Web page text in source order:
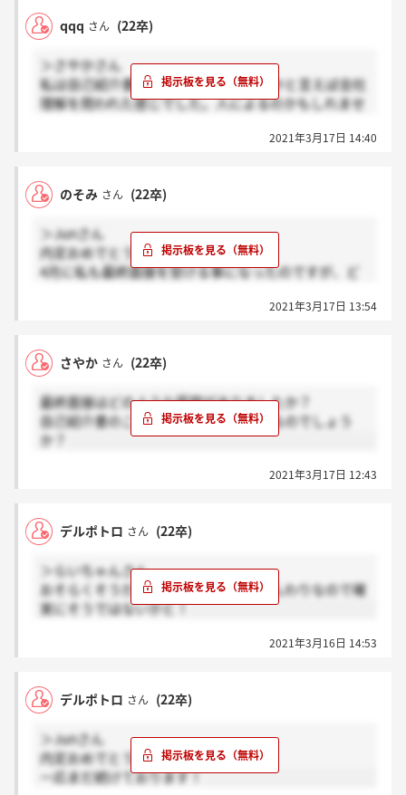
所々笑いも起きるシーンもありつつ、って感じです！
ぜひ頑張ってきてください！
qqq さん (22卒)
＞さやかさん
私は自己紹介書の深堀りよりもどちらかと言えば会社
理解を問われた感じでした。人によるのかもしれませ
2021年3月17日 14:40
のそみ さん (22卒)
＞Junさん
内定おめでとうございます！
4月に私も最終面接を受ける事になったのですが、ど
2021年3月17日 13:54
さやか さん (22卒)
最終面接はどのような質問がありましたか？
自己紹介書のことはかなり深掘りされるのでしょう
か？
2021年3月17日 12:43
デルポトロ さん (22卒)
＞らいちゃんさん
おそらくそうだとは思うのですが、やんわりなので確
実にそうではないかと！
2021年3月16日 14:53
デルポトロ さん (22卒)
＞Junさん
内定おめでとうございます！！
一応まだ続けております！